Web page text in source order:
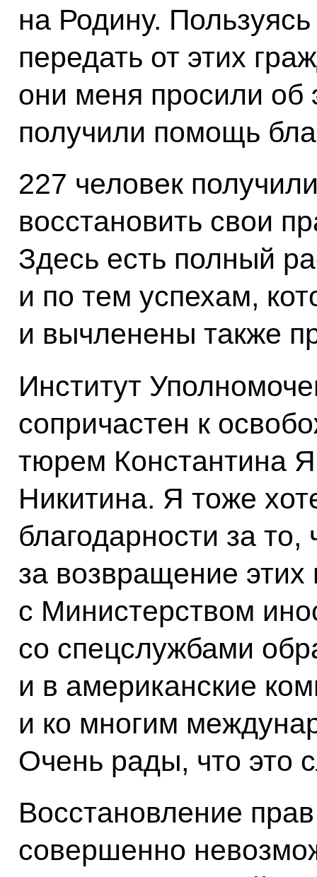
на Родину.
передать от этих
они меня просили об
получили помощь
227 человек
восстановить свои
Здесь есть полный
и по тем успехам,
и вычленены также
Институт
сопричастен к
тюрем Константина
Никитина. Я тоже
благодарности за
за возвращение
с Министерством
со спецслужбами
и в американские
и ко многим
Очень рады, что это
Восстановление
совершенно